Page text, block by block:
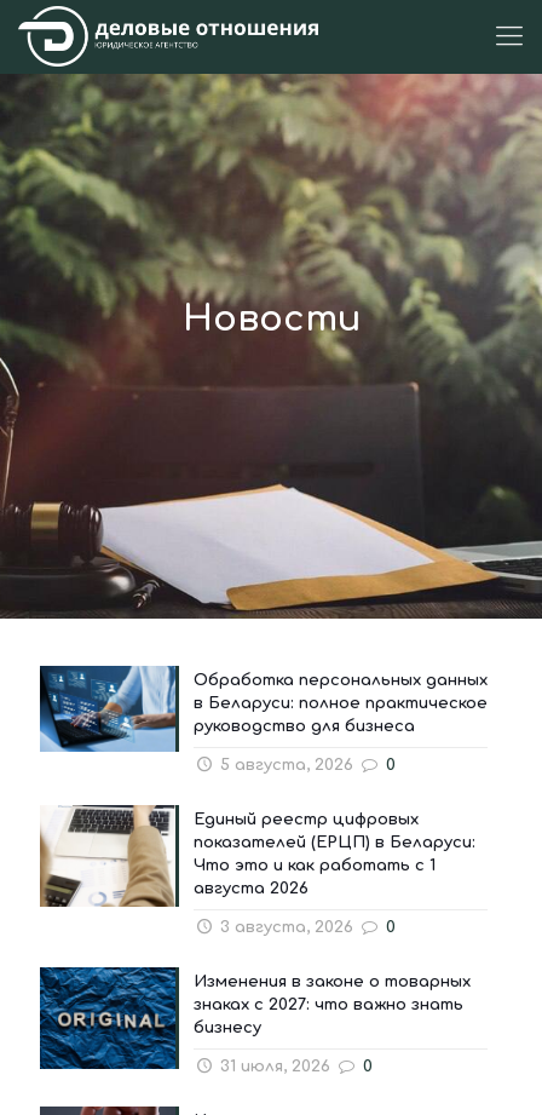
Новости
Обработка персональных данных
в Беларуси: полное практическое
руководство для бизнеса
5 августа, 2026 0
Единый реестр цифровых
показателей (ЕРЦП) в Беларуси:
Что это и как работать с 1
августа 2026
3 августа, 2026 0
Изменения в законе о товарных
знаках с 2027: что важно знать
бизнесу
31 июля, 2026 0